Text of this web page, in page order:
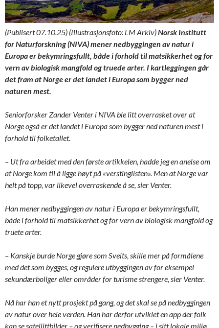
(Publisert 07.10.25) (Illustrasjonsfoto: LM Arkiv)Norsk Institutt
for Naturforskning (NIVA) mener nedbyggingen av natur i
Europa er bekymringsfullt, både i forhold til matsikkerhet og for
vern av biologisk mangfold og truede arter. I kartleggingen går
det fram at Norge er det landet i Europa som bygger ned
naturen mest.
Seniorforsker Zander Venter i NIVA ble litt overrasket over at
Norge også er det landet i Europa som bygger ned naturen mesti
forhold til folketallet.
– Ut fra arbeidet med den første artikkelen, hadde jeg en anelse om
at Norge kom til å ligge høyt på «verstinglisten». Men at Norge var
helt på topp, var likevel overraskende å se, sier Venter.
Han mener nedbyggingen av natur i Europa er bekymringsfullt,
både i forhold til matsikkerhet og for vern av biologisk mangfold og
truete arter.
– Kanskje burde Norge gjøre som Sveits, skille mer på formålene
med det som bygges, og regulere utbyggingen av for eksempel
sekundærboliger eller områder for turisme strengere, sier Venter.
Nå har han et nytt prosjekt på gang, og det skal se på nedbyggingen
av natur over hele verden. Han har derfor utviklet en app der folk
kan se satellittbilder – og verifisere nedbygging – i sitt lokale miljø.